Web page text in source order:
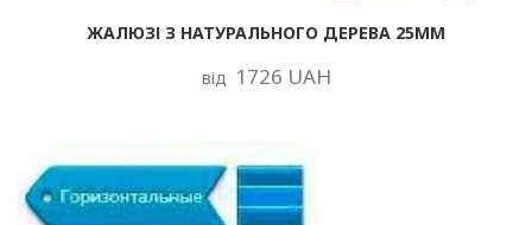
ЖАЛЮЗІ З НАТУРАЛЬНОГО ДЕРЕВА 25ММ
від 1726 UAH